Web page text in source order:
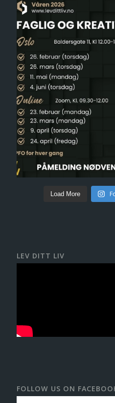
Load More
LEV DITT LIV
FOLLOW US ON